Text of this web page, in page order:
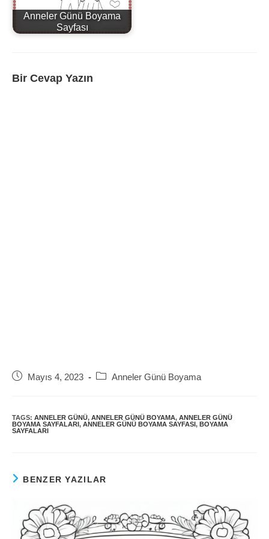
Anneler Günü Boyama
Sayfası
Bir Cevap Yazın
Post Mayıs 4, 2023
Post Anneler Günü Boyama
TAGS: ANNELER GÜNÜ, ANNELER GÜNÜ BOYAMA, ANNELER GÜNÜ
BOYAMA SAYFALARI , ANNELER GÜNÜ BOYAMA SAYFASI , BOYAMA
SAYFALARI
BENZER YAZILAR